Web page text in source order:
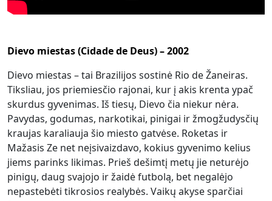
Dievo miestas (Cidade de Deus) – 2002
Dievo miestas – tai Brazilijos sostinė Rio de Žaneiras.
Tiksliau, jos priemiesčio rajonai, kur į akis krenta ypač
skurdus gyvenimas. Iš tiesų, Dievo čia niekur nėra.
Pavydas, godumas, narkotikai, pinigai ir žmogžudysčių
kraujas karaliauja šio miesto gatvėse. Roketas ir
Mažasis Ze net neįsivaizdavo, kokius gyvenimo kelius
jiems parinks likimas. Prieš dešimtį metų jie neturėjo
pinigų, daug svajojo ir žaidė futbolą, bet negalėjo
nepastebėti tikrosios realybės. Vaikų akyse sparčiai